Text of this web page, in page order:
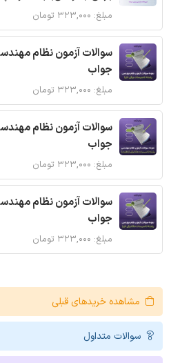
مبلغ: ۳۲۳,۰۰۰ تومان
سوالات آزمون نظام
جواب
مبلغ: ۳۲۳,۰۰۰ تومان
سوالات آزمون نظام
جواب
مبلغ: ۳۲۳,۰۰۰ تومان
سوالات آزمون نظام
جواب
مبلغ: ۳۲۳,۰۰۰ تومان
مشاهده خریدهای قبلی
سوالات متداول